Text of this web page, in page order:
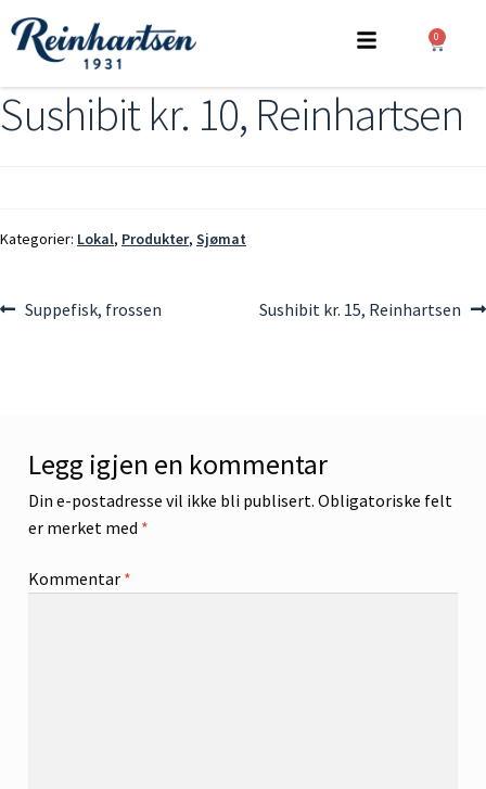
0
Sushibit kr. 10, Reinhartsen
Kategorier: Lokal, Produkter, Sjømat
Suppefisk, frossen Sushibit kr. 15, Reinhartsen
Legg igjen en kommentar
Din e-postadresse vil ikke bli publisert. Obligatoriske felt
er merket med *
Kommentar *